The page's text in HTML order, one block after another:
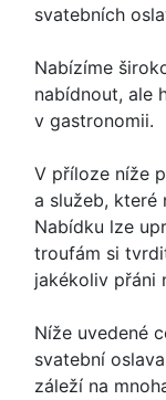
svatebních
Nabízíme
nabídnout, ale
v gastronomii.
V příloze níže
a služeb, které
Nabídku lze
troufám si
jakékoliv přáni
Níže uvedené
svatební
záleží na